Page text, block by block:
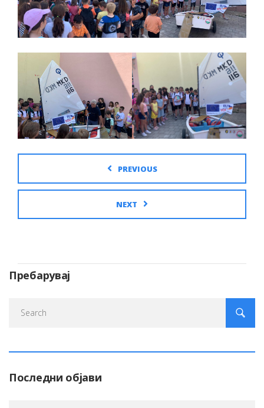
PREVIOUS
NEXT
Пребарувај
Последни објави